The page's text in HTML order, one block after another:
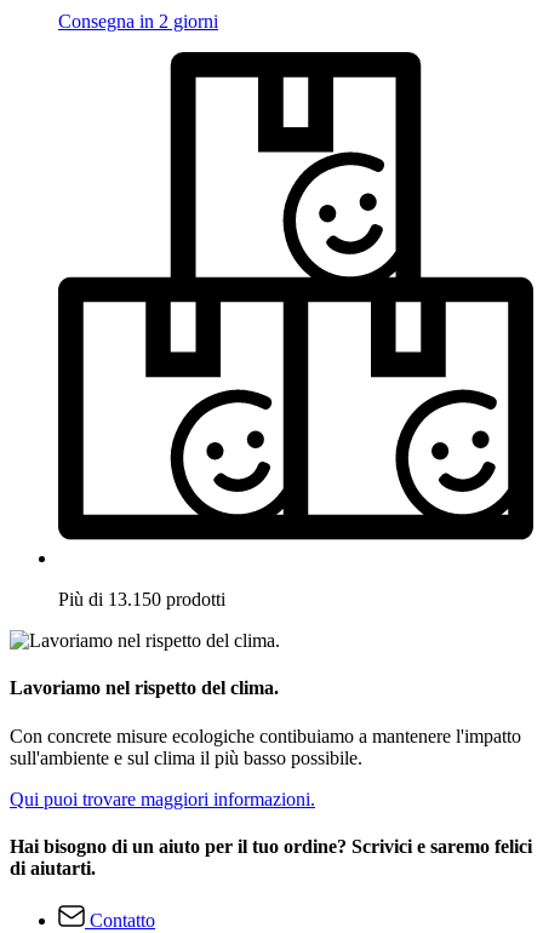
Consegna in 2 giorni
Più di 13.150 prodotti
Lavoriamo nel rispetto del clima.
Con concrete misure ecologiche contibuiamo a mantenere l'impatto
sull'ambiente e sul clima il più basso possibile.
Qui puoi trovare maggiori informazioni.
Hai bisogno di un aiuto per il tuo ordine? Scrivici e saremo felici
di aiutarti.
Contatto